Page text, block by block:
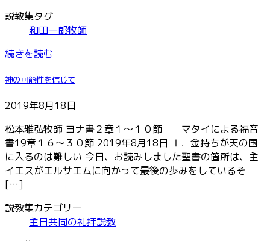
説教集タグ
和田一郎牧師
続きを読む
神の可能性を信じて
2019年8月18日
松本雅弘牧師 ヨナ書２章１～１０節 マタイによる福音
書19章１６～３０節 2019年8月18日 Ⅰ．金持ちが天の国
に入るのは難しい 今日、お読みしました聖書の箇所は、主
イエスがエルサエムに向かって最後の歩みをしているそ
[…]
説教集カテゴリー
主日共同の礼拝説教